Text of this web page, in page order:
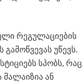
რეგულაციების
უწევს.
სპობს, რაც
ან